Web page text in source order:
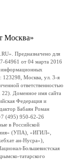
Москва»
Предназначено для
64961 от 04 марта 2016
информационных
123298, Москва, ул. 3-я
ответственностью
Доменное имя сайта
Федерация и
Бабаян Роман
(495) 950-62-26
в Российской
(УПА), «ИГИЛ»,
ан-Нусра»),
Большевистская
татарского